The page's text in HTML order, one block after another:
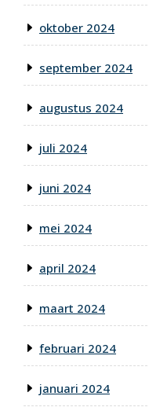
oktober 2024
september 2024
augustus 2024
juli 2024
juni 2024
mei 2024
april 2024
maart 2024
februari 2024
januari 2024